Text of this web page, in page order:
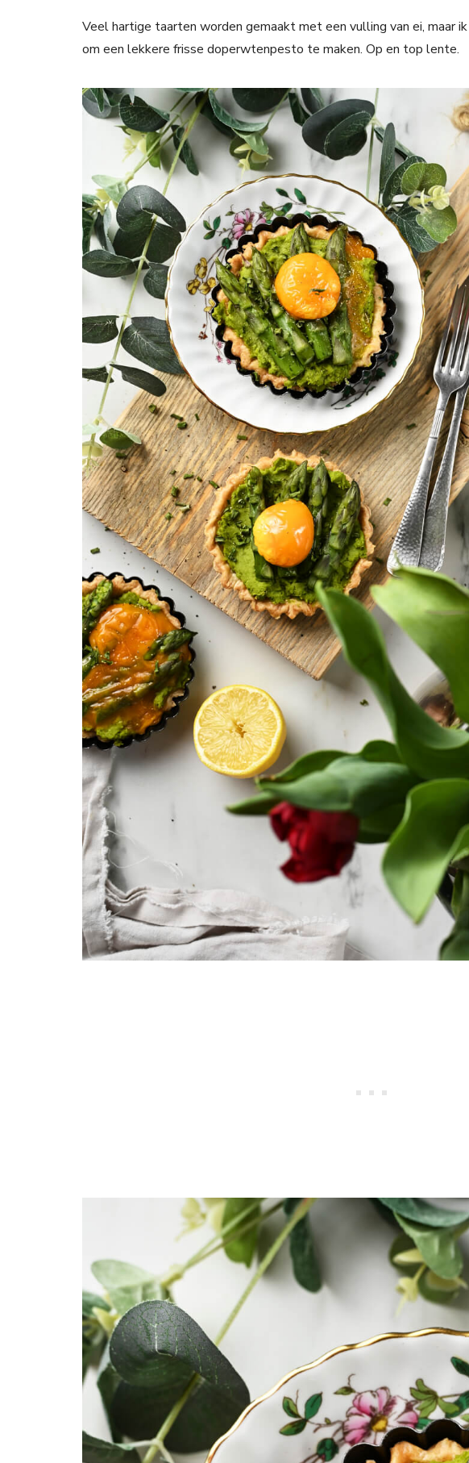
Veel hartige taarten worden gemaakt met een vulling van ei, maar
om een lekkere frisse doperwtenpesto te maken. Op en top lente.